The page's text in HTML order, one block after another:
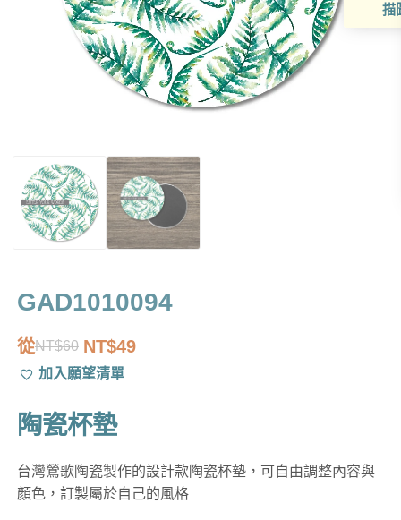
描
GAD1010094
從NT$60
原
始
價
格：
NT$49
目
前
價
格：
加入願望清單
陶瓷杯墊
台灣鶯歌陶瓷製作的設計款陶瓷杯墊，可自由調整內容與
顏色，訂製屬於自己的風格